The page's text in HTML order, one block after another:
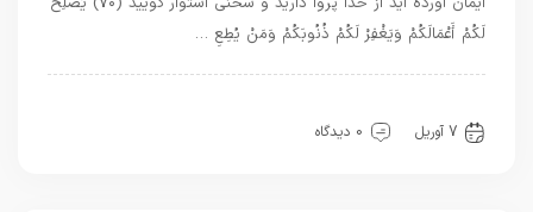
لَكُمْ أَعْمَالَكُمْ وَيَغْفِرْ لَكُمْ ذُنُوبَكُمْ وَمَنْ يُطِعِ …
7 آوریل
0 دیدگاه